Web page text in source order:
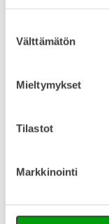
Välttämätön
Mieltymykset
Tilastot
Markkinointi
Lataa tuoteinfo
Ruuvi- ja